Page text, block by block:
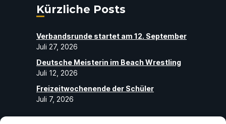
Kürzliche Posts
Verbandsrunde startet am 12. September
Juli 27, 2026
Deutsche Meisterin im Beach Wrestling
Juli 12, 2026
Freizeitwochenende der Schüler
Juli 7, 2026